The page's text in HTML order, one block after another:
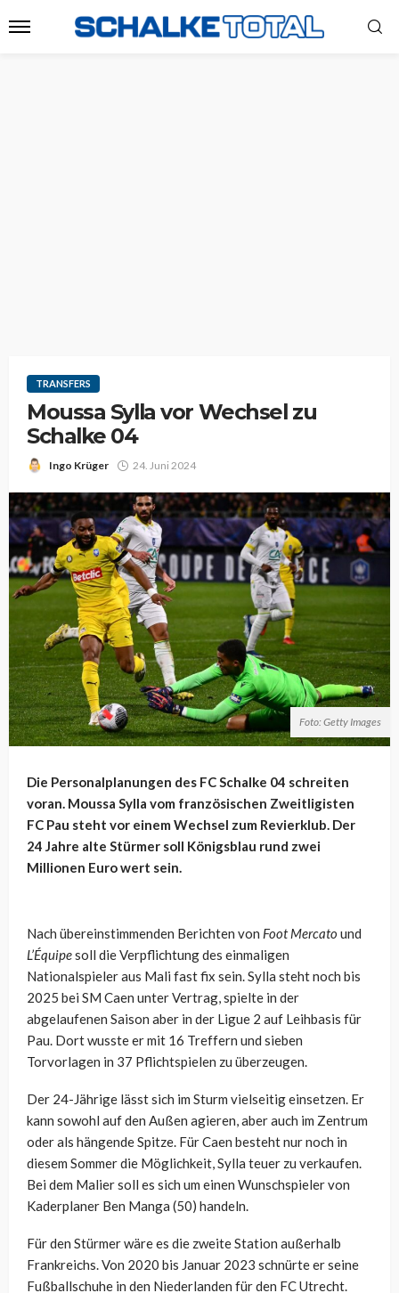
TRANSFERS
Moussa Sylla vor Wechsel zu
Schalke 04
Ingo Krüger 24. Juni 2024
Foto: Getty Images
Die Personalplanungen des FC Schalke 04 schreiten
voran. Moussa Sylla vom französischen Zweitligisten
FC Pau steht vor einem Wechsel zum Revierklub. Der
24 Jahre alte Stürmer soll Königsblau rund zwei
Millionen Euro wert sein.
Nach übereinstimmenden Berichten von Foot Mercato und
L’Équipesoll die Verpflichtung des einmaligen
Nationalspieler aus Mali fast fix sein. Sylla steht noch bis
2025 bei SM Caen unter Vertrag, spielte in der
abgelaufenen Saison aber in der Ligue 2 auf Leihbasis für
Pau. Dort wusste er mit 16 Treffern und sieben
Torvorlagen in 37 Pflichtspielen zu überzeugen.
Der 24-Jährige lässt sich im Sturm vielseitig einsetzen. Er
kann sowohl auf den Außen agieren, aber auch im Zentrum
oder als hängende Spitze. Für Caen besteht nur noch in
diesem Sommer die Möglichkeit, Sylla teuer zu verkaufen.
Bei dem Malier soll es sich um einen Wunschspieler von
Kaderplaner Ben Manga (50) handeln.
Für den Stürmer wäre es die zweite Station außerhalb
Frankreichs. Von 2020 bis Januar 2023 schnürte er seine
Fußballschuhe in den Niederlanden für den FC Utrecht.